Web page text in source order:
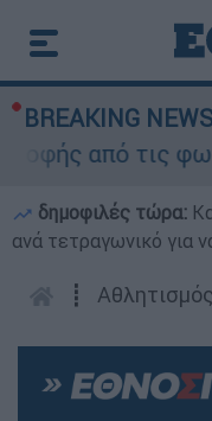
BREAKING
από τις
δημοφιλές τώρα:
ανά τετραγωνικό για
┋ Αθλητισμός